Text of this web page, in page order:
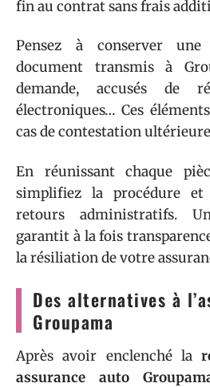
fin au contrat sans frais
Pensez à conserver
document transmis à
demande, accusés de
électroniques… Ces
cas de contestation
En réunissant chaque
simplifiez la procédure
retours administratifs.
garantit à la fois
la résiliation de votre
Des alternatives à
Groupama
Après avoir enclenché la
assurance auto